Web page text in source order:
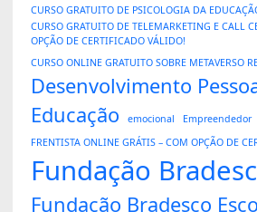
CURSO GRATUITO DE PSICOLOGIA DA
CURSO GRATUITO DE TELEMARKETING E CALL
OPÇÃO DE CERTIFICADO VÁLIDO!
CURSO ONLINE GRATUITO SOBRE METAVERSO
Desenvolvimento
Educação emocional
Empreendedor
FRENTISTA ONLINE GRÁTIS – COM OPÇÃO DE
Fundação
Fundação Bradesco